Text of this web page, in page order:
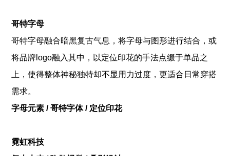
哥特字母
哥特字母融合暗黑复古气息，将字母与图形进行结合，或
将品牌logo融入其中，以定位印花的手法点缀于单品之
上，使得整体神秘独特却不显用力过度，更适合日常穿搭
需求。
字母元素 / 哥特字体 / 定位印花
霓虹科技